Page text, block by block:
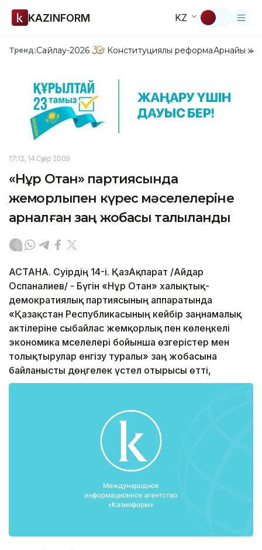
KAZINFORM KZ
Тренд:Сайлау-2026 Конституциялық реформаАрнайы
17:12, 14 Сәуір 2009
«Нұр Отан» партиясында
жемқорлықпен күрес мәселелеріне
арналған заң жобасы талқыланды
АСТАНА. Сәуірдің 14-і. ҚазАқпарат /Айдар
Оспаналиев/ - Бүгін «Нұр Отан» халықтық-
демократиялық партиясының аппаратында
«Қазақстан Республикасының кейбір заңнамалық
актілеріне сыбайлас жемқорлық пен көлеңкелі
экономика мәселелері бойынша өзгерістер мен
толықтырулар енгізу туралы» заң жобасына
байланысты дөңгелек үстел отырысы өтті,